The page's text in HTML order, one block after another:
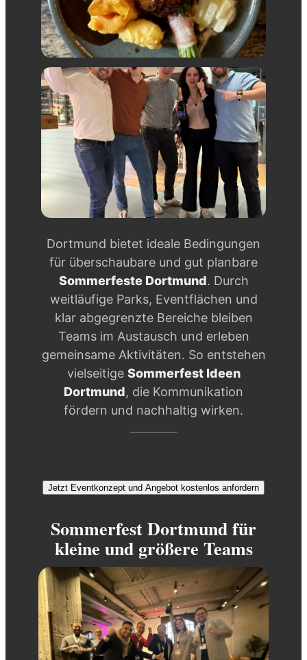
Dortmund bietet ideale Bedingungen
für überschaubare und gut planbare
Sommerfeste Dortmund. Durch
weitläufige Parks, Eventflächen und
klar abgegrenzte Bereiche bleiben
Teams im Austausch und erleben
gemeinsame Aktivitäten. So entstehen
vielseitige Sommerfest Ideen
Dortmund, die Kommunikation
fördern und nachhaltig wirken.
Jetzt Eventkonzept und Angebot kostenlos anfordern
Sommerfest Dortmund für
kleine und größere Teams